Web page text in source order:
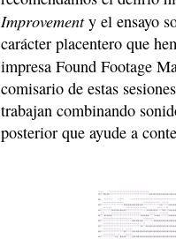
Improvementy el ensayo
carácter placentero que
impresa Found Footage
comisario de estas
trabajan combinando
posterior que ayude a